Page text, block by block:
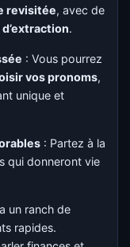
revisitée, avec de
.
: Vous pourrez
vos pronoms,
unique et
: Partez à la
qui donneront vie
un ranch de
rapides.